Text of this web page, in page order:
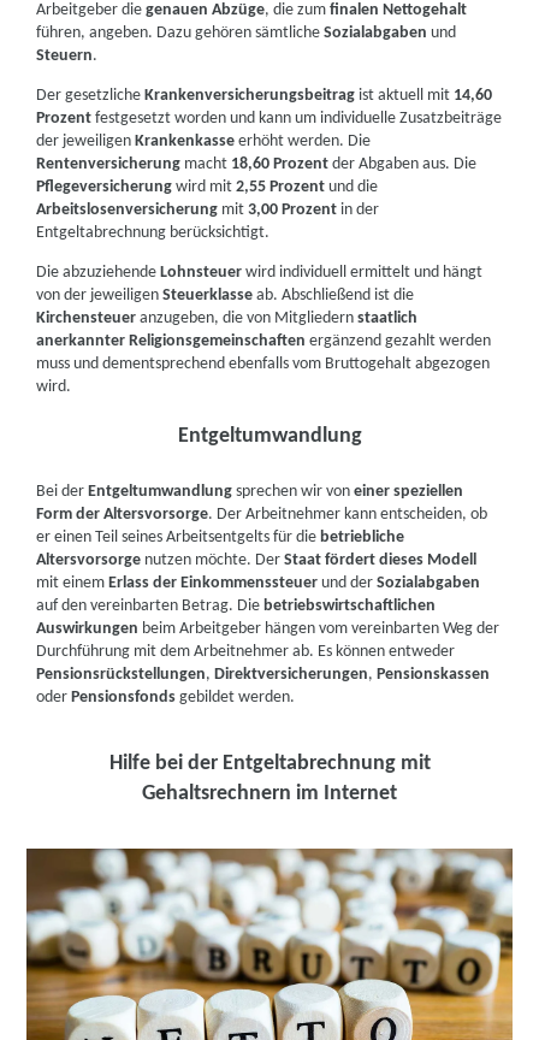
Arbeitgeber diegenauen Abzüge, die zumfinalen Nettogehalt
führen, angeben. Dazu gehören sämtlicheSozialabgaben und
Steuern.
Der gesetzlicheKrankenversicherungsbeitrag ist aktuell mit 14,60
Prozent festgesetzt worden und kann um individuelle Zusatzbeiträge
der jeweiligen Krankenkasse erhöht werden. Die
Rentenversicherung macht 18,60 Prozent der Abgaben aus. Die
Pflegeversicherung wird mit2,55 Prozent und die
Arbeitslosenversicherung mit3,00 Prozent in der
Entgeltabrechnung berücksichtigt.
Die abzuziehendeLohnsteuer wird individuell ermittelt und hängt
von der jeweiligenSteuerklasse ab. Abschließend ist die
Kirchensteuer anzugeben, die von Mitgliedernstaatlich
anerkannter Religionsgemeinschaften ergänzend gezahlt werden
muss und dementsprechend ebenfalls vom Bruttogehalt abgezogen
wird.
Entgeltumwandlung
Bei derEntgeltumwandlungsprechen wir voneiner speziellen
Form der Altersvorsorge. Der Arbeitnehmer kann entscheiden, ob
er einen Teil seines Arbeitsentgelts für diebetriebliche
Altersvorsorge nutzen möchte. Der Staat fördert dieses Modell
mit einem Erlass der Einkommenssteuer und derSozialabgaben
auf den vereinbarten Betrag. Diebetriebswirtschaftlichen
Auswirkungen beim Arbeitgeber hängen vom vereinbarten Weg der
Durchführung mit dem Arbeitnehmer ab. Es können entweder
Pensionsrückstellungen,Direktversicherungen,Pensionskassen
oderPensionsfonds gebildet werden.
Hilfe bei der Entgeltabrechnung mit
Gehaltsrechnern im Internet